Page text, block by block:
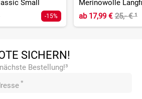
Small
-15% ab17,99 € 25,- €¹
SICHERN!
Bestellung!³
*